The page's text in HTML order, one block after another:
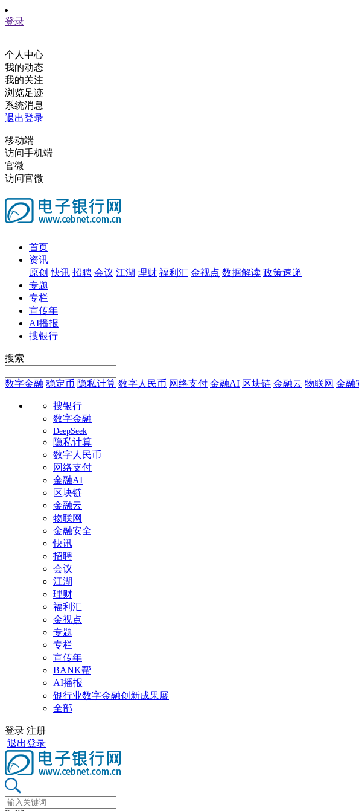
登录
个人中心
我的动态
我的关注
浏览足迹
系统消息
退出登录
移动端
访问手机端
官微
访问官微
首页
资讯
原创 快讯 招聘 会议 江湖 理财 福利汇 金视点 数据解读 政策速递
专题
专栏
宣传年
AI播报
搜银行
搜索
数字金融 稳定币 隐私计算 数字人民币 网络支付 金融AI 区块链 金融云 物联网 金融
搜银行
数字金融
DeepSeek
隐私计算
数字人民币
网络支付
金融AI
区块链
金融云
物联网
金融安全
快讯
招聘
会议
江湖
理财
福利汇
金视点
专题
专栏
宣传年
BANK帮
AI播报
银行业数字金融创新成果展
全部
登录 注册
退出登录